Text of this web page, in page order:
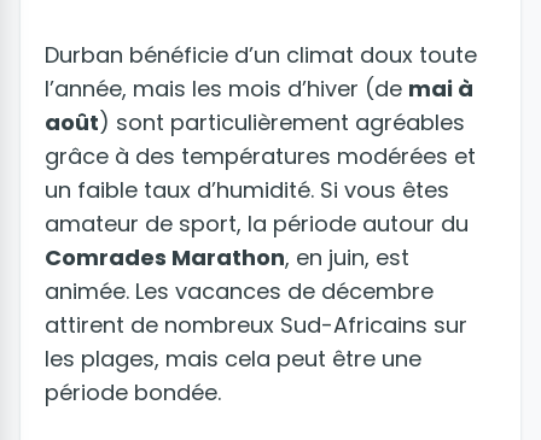
Durban bénéficie d’un climat doux toute
l’année, mais les mois d’hiver (de mai à
août) sont particulièrement agréables
grâce à des températures modérées et
un faible taux d’humidité. Si vous êtes
amateur de sport, la période autour du
Comrades Marathon, en juin, est
animée. Les vacances de décembre
attirent de nombreux Sud-Africains sur
les plages, mais cela peut être une
période bondée.